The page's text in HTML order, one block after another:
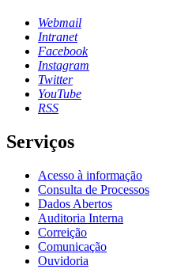
Webmail
Intranet
Facebook
Instagram
Twitter
YouTube
RSS
Serviços
Acesso à informação
Consulta de Processos
Dados Abertos
Auditoria Interna
Correição
Comunicação
Ouvidoria